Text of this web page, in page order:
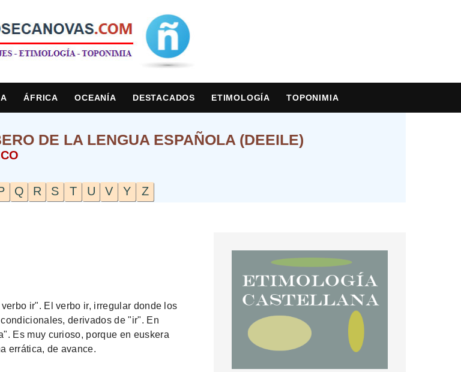
ÁFRICA OCEANÍA DESTACADOS ETIMOLOGÍA TOPONIMIA
DE LA LENGUA ESPAÑOLA (DEEILE)
Q R S T U V Y Z
ir". El verbo ir, irregular donde los
derivados de "ir". En
Es muy curioso, porque en euskera
errática, de avance.